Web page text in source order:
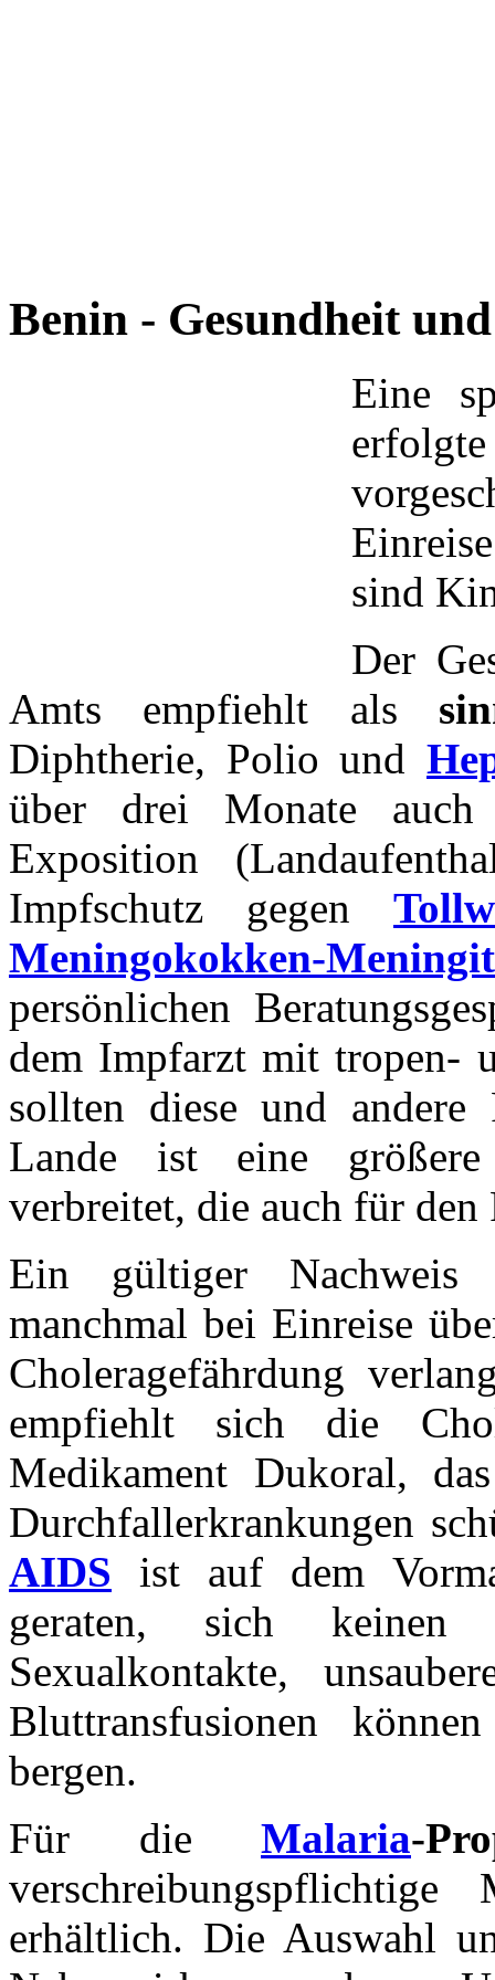
Benin - Gesundheit
Eine
sind
Der
Amts empfiehlt als
Diphtherie, Polio und
über drei Monate
Exposition
Impfschutz gegen
Meningokokken-
persönlichen
dem Impfarzt mit tropen-
sollten diese und andere
Lande ist eine
verbreitet, die auch für den
Ein gültiger
manchmal bei Einreise
Choleragefährdung
empfiehlt sich die
Medikament Dukoral,
Durchfallerkrankungen
AIDS ist auf dem
geraten, sich keinen
Sexualkontakte,
Bluttransfusionen
bergen.
Für die Malaria-
erhältlich. Die Auswahl